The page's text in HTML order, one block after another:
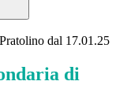
dal 17.01.25
di